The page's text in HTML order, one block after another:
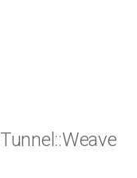
Tunnel ::Weave